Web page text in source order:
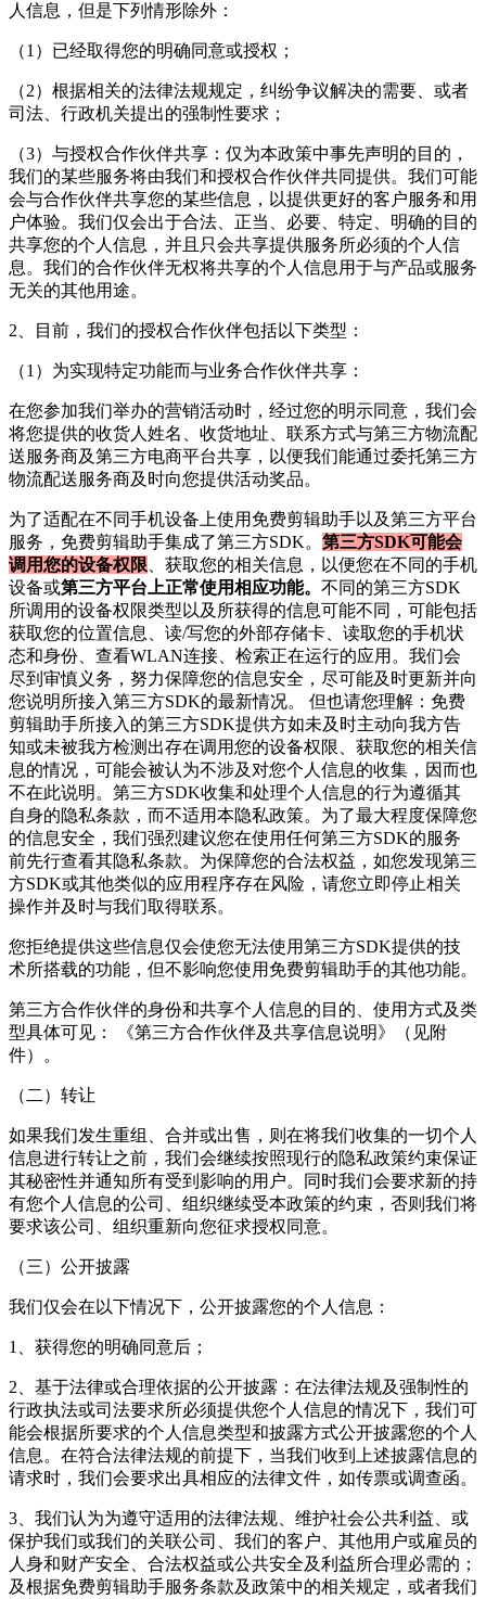
人信息，但是下列情形除外：
（1）已经取得您的明确同意或授权；
（2）根据相关的法律法规规定，纠纷争议解决的需要、或者
司法、行政机关提出的强制性要求；
（3）与授权合作伙伴共享：仅为本政策中事先声明的目的，
我们的某些服务将由我们和授权合作伙伴共同提供。我们可能
会与合作伙伴共享您的某些信息，以提供更好的客户服务和用
户体验。我们仅会出于合法、正当、必要、特定、明确的目的
共享您的个人信息，并且只会共享提供服务所必须的个人信
息。我们的合作伙伴无权将共享的个人信息用于与产品或服务
无关的其他用途。
2、目前，我们的授权合作伙伴包括以下类型：
（1）为实现特定功能而与业务合作伙伴共享：
在您参加我们举办的营销活动时，经过您的明示同意，我们会
将您提供的收货人姓名、收货地址、联系方式与第三方物流配
送服务商及第三方电商平台共享，以便我们能通过委托第三方
物流配送服务商及时向您提供活动奖品。
为了适配在不同手机设备上使用 免费剪辑助手以及第三方平台
服务， 免费剪辑助手集成了第三方SDK。 第三方SDK可能会
调用您的设备权限 、获取您的相关信息，以便您在不同的手机
设备或第三方平台上正常使用相应功能。 不同的第三方SDK
所调用的设备权限类型以及所获得的信息可能不同，可能包括
获取您的位置信息、读/写您的外部存储卡、读取您的手机状
态和身份、查看WLAN连接、检索正在运行的应用。我们会
尽到审慎义务，努力保障您的信息安全，尽可能及时更新并向
您说明所接入第三方SDK的最新情况。 但也请您理解： 免费
剪辑助手所接入的第三方SDK提供方如未及时主动向我方告
知或未被我方检测出存在调用您的设备权限、获取您的相关信
息的情况，可能会被认为不涉及对您个人信息的收集，因而也
不在此说明。第三方SDK收集和处理个人信息的行为遵循其
自身的隐私条款，而不适用本隐私政策。为了最大程度保障您
的信息安全，我们强烈建议您在使用任何第三方SDK的服务
前先行查看其隐私条款。为保障您的合法权益，如您发现第三
方SDK或其他类似的应用程序存在风险，请您立即停止相关
操作并及时与我们取得联系。
您拒绝提供这些信息仅会使您无法使用第三方SDK提供的技
术所搭载的功能，但不影响您使用 免费剪辑助手的其他功能。
第三方合作伙伴的身份和共享个人信息的目的、使用方式及类
型具体可见： 《第三方合作伙伴及共享信息说明》（见附
件）。
（二）转让
如果我们发生重组、合并或出售，则在将我们收集的一切个人
信息进行转让之前，我们会继续按照现行的隐私政策约束保证
其秘密性并通知所有受到影响的用户。同时我们会要求新的持
有您个人信息的公司、组织继续受本政策的约束，否则我们将
要求该公司、组织重新向您征求授权同意。
（三）公开披露
我们仅会在以下情况下，公开披露您的个人信息：
1、获得您的明确同意后；
2、基于法律或合理依据的公开披露：在法律法规及强制性的
行政执法或司法要求所必须提供您个人信息的情况下，我们可
能会根据所要求的个人信息类型和披露方式公开披露您的个人
信息。在符合法律法规的前提下，当我们收到上述披露信息的
请求时，我们会要求出具相应的法律文件，如传票或调查函。
3、我们认为为遵守适用的法律法规、维护社会公共利益、或
保护我们或我们的关联公司、我们的客户、其他用户或雇员的
人身和财产安全、合法权益或公共安全及利益所合理必需的；
及根据免费剪辑助手服务条款及政策中的相关规定，或者我们